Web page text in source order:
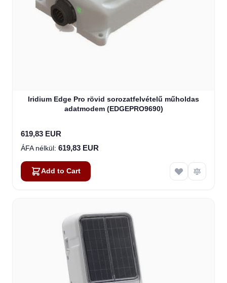
Iridium Edge Pro rövid sorozatfelvételű műholdas
adatmodem (EDGEPRO9690)
619,83 EUR
619,83 EUR
Add to Cart